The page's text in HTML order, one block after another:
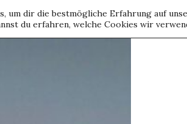
um dir die bestmögliche Erfahrung auf
du erfahren, welche Cookies wir